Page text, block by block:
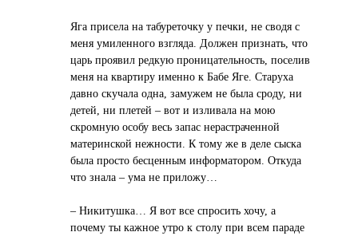
Яга присела на табуреточку у печки, не сводя с
меня умиленного взгляда. Должен признать, что
царь проявил редкую проницательность, поселив
меня на квартиру именно к Бабе Яге. Старуха
давно скучала одна, замужем не была сроду, ни
детей, ни плетей – вот и изливала на мою
скромную особу весь запас нерастраченной
материнской нежности. К тому же в деле сыска
была просто бесценным информатором. Откуда
что знала – ума не приложу…
– Никитушка… Я вот все спросить хочу, а
почему ты кажное утро к столу при всем параде